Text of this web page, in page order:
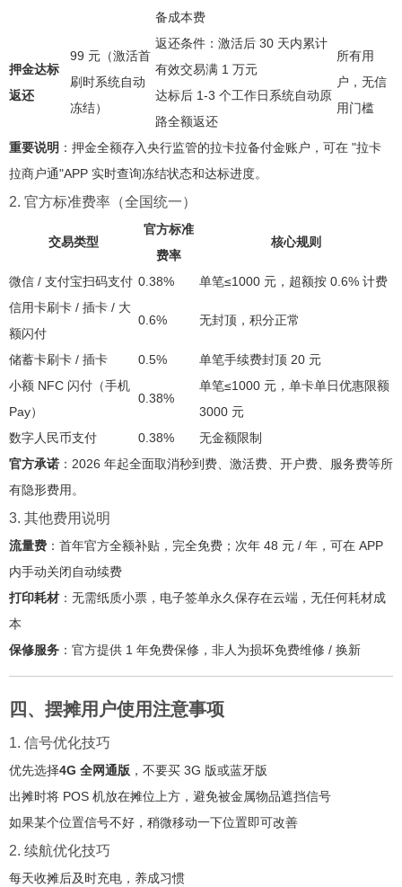
备成本费
押金达标
返还
99 元（激活首
刷时系统自动
冻结）
返还条件：激活后 30 天内累计
有效交易满 1 万元
达标后 1-3 个工作日系统自动原
路全额返还
所有用
户，无信
用门槛
重要说明 ：押金全额存入央行监管的拉卡拉备付金账户，可在 "拉卡
拉商户通"APP 实时查询冻结状态和达标进度。
2. 官方标准费率（全国统一）
交易类型
官方标准
费率
核心规则
微信 / 支付宝扫码支付 0.38%
单笔≤1000 元，超额按 0.6% 计费
信用卡刷卡 / 插卡 / 大
额闪付
0.6% 无封顶，积分正常
储蓄卡刷卡 / 插卡 0.5%
单笔手续费封顶 20 元
小额 NFC 闪付（手机
Pay）
0.38%
单笔≤1000 元，单卡单日优惠限额
3000 元
数字人民币支付
0.38%
无金额限制
官方承诺 ：2026 年起全面取消秒到费、激活费、开户费、服务费等所
有隐形费用 。
3. 其他费用说明
流量费 ：首年官方全额补贴，完全免费；次年 48 元 / 年，可在 APP
内手动关闭自动续费
打印耗材 ：无需纸质小票，电子签单永久保存在云端，无任何耗材成
本
保修服务 ：官方提供 1 年免费保修，非人为损坏免费维修 / 换新
四、摆摊用户使用注意事项
1. 信号优化技巧
优先选择4G 全网通版 ，不要买 3G 版或蓝牙版
出摊时将 POS 机放在摊位上方，避免被金属物品遮挡信号
如果某个位置信号不好，稍微移动一下位置即可改善
2. 续航优化技巧
每天收摊后及时充电，养成习惯